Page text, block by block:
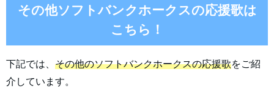
その他ソフトバンクホークスの応援歌は
こちら！
下記では、 その他のソフトバンクホークスの応援歌をご紹
介しています。